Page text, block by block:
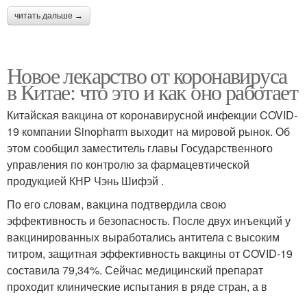
читать дальше →
Новое лекарство от коронавируса
в Китае: что это и как оно работает
Китайская вакцина от коронавирусной инфекции COVID-
19 компании Sinopharm выходит на мировой рынок. Об
этом сообщил заместитель главы Государственного
управления по контролю за фармацевтической
продукцией КНР Чэнь Шифэй .
По его словам, вакцина подтвердила свою
эффективность и безопасность. После двух инъекций у
вакцинированных выработались антитела с высоким
титром, защитная эффективность вакцины от COVID-19
составила 79,34%. Сейчас медицинский препарат
проходит клинические испытания в ряде стран, а в